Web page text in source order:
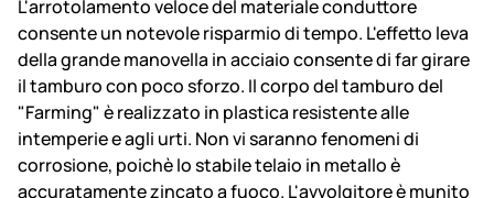
L'arrotolamento veloce del materiale conduttore
consente un notevole risparmio di tempo. L'effetto leva
della grande manovella in acciaio consente di far girare
il tamburo con poco sforzo. Il corpo del tamburo del
"Farming" è realizzato in plastica resistente alle
intemperie e agli urti. Non vi saranno fenomeni di
corrosione, poichè lo stabile telaio in metallo è
accuratamente zincato a fuoco. L'avvolgitore è munito